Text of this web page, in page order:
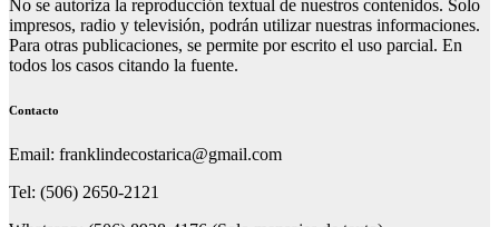
No se autoriza la reproducción textual de nuestros contenidos. Solo
impresos, radio y televisión, podrán utilizar nuestras informaciones.
Para otras publicaciones, se permite por escrito el uso parcial. En
todos los casos citando la fuente.
Contacto
Email: franklindecostarica@gmail.com
Tel: (506) 2650-2121